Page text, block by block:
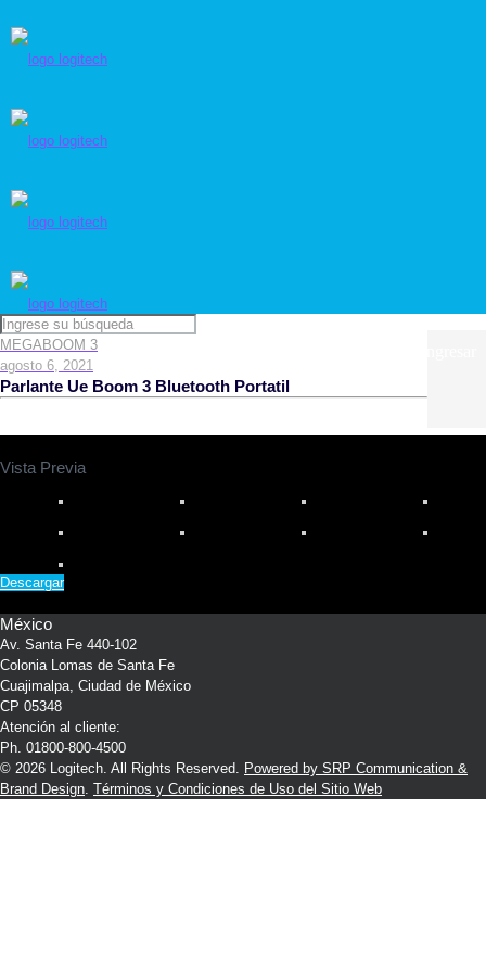
MEGABOOM 3
agosto 6, 2021
Parlante Ue Boom 3 Bluetooth Portatil
Vista Previa
Descargar
México
Av. Santa Fe 440-102
Colonia Lomas de Santa Fe
Cuajimalpa, Ciudad de México
CP 05348
Atención al cliente:
Ph. 01800-800-4500
© 2026 Logitech. All Rights Reserved. Powered by SRP Communication &
Brand Design. Términos y Condiciones de Uso del Sitio Web